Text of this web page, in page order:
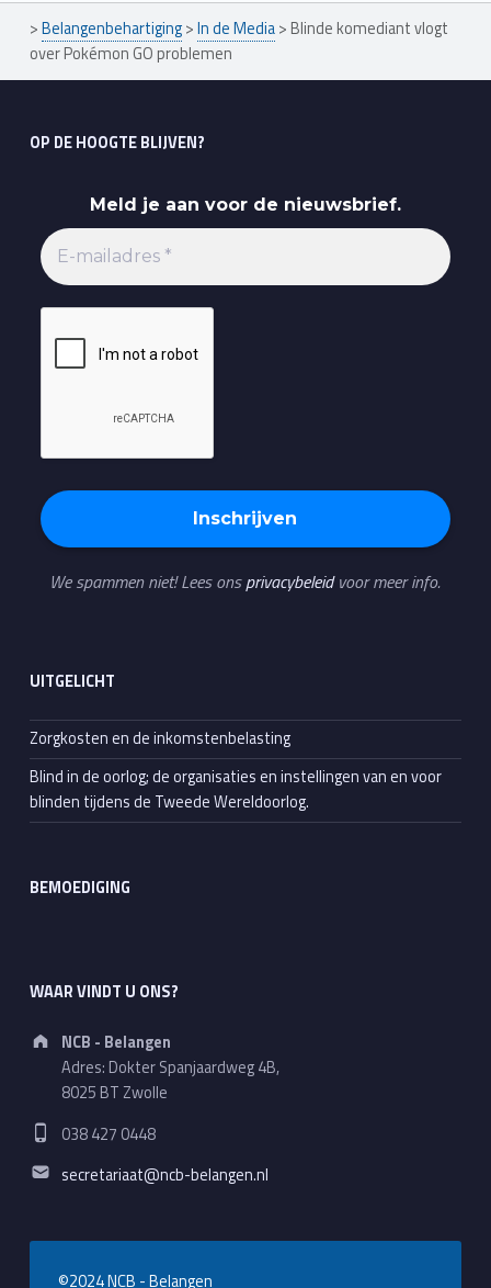
>Belangenbehartiging>In de Media> Blinde komediant vlogt
over Pokémon GO problemen
OP DE HOOGTE BLIJVEN?
Meld je aan voor de nieuwsbrief.
We spammen niet! Lees onsprivacybeleidvoor meer info.
UITGELICHT
Zorgkosten en de inkomstenbelasting
Blind in de oorlog; de organisaties en instellingen van en voor
blinden tijdens de Tweede Wereldoorlog.
BEMOEDIGING
WAAR VINDT U ONS?
Address:
NCB - Belangen
Adres: Dokter Spanjaardweg 4B,
8025 BT Zwolle
Phone number:
038 427 0448
Email address:
secretariaat@ncb-belangen.nl
©2024 NCB - Belangen